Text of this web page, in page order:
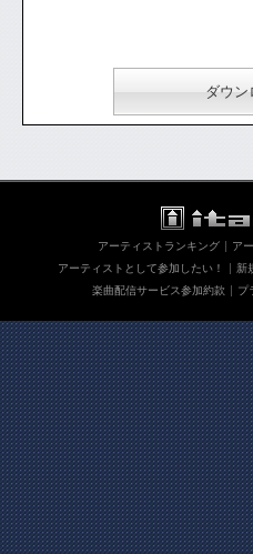
ダウン
アーティストランキング ア
アーティストとして参加したい！
新
楽曲配信サービス参加約款
プ